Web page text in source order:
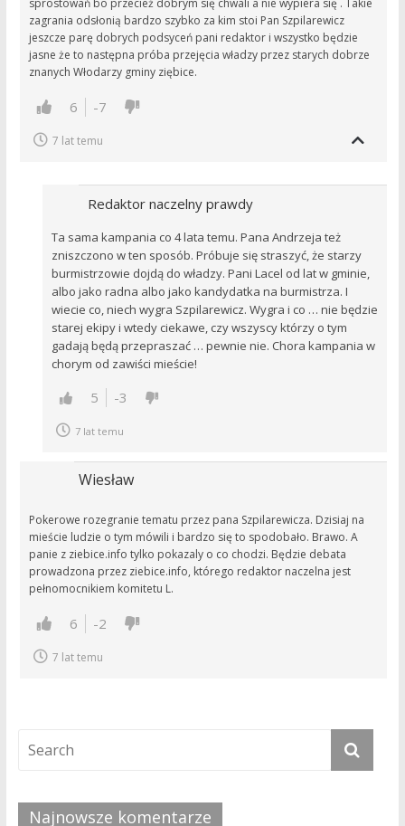
sprostowań bo przecież dobrym się chwali a nie wypiera się . Takie
zagrania odsłonią bardzo szybko za kim stoi Pan Szpilarewicz
jeszcze parę dobrych podsyceń pani redaktor i wszystko będzie
jasne że to następna próba przejęcia władzy przez starych dobrze
znanych Włodarzy gminy ziębice.
6 -7
7 lat temu
Redaktor naczelny prawdy
Ta sama kampania co 4 lata temu. Pana Andrzeja też
zniszczono w ten sposób. Próbuje się straszyć, że starzy
burmistrzowie dojdą do władzy. Pani Lacel od lat w gminie,
albo jako radna albo jako kandydatka na burmistrza. I
wiecie co, niech wygra Szpilarewicz. Wygra i co … nie będzie
starej ekipy i wtedy ciekawe, czy wszyscy którzy o tym
gadają będą przepraszać … pewnie nie. Chora kampania w
chorym od zawiści mieście!
5 -3
7 lat temu
Wiesław
Pokerowe rozegranie tematu przez pana Szpilarewicza. Dzisiaj na
mieście ludzie o tym mówili i bardzo się to spodobało. Brawo. A
panie z ziebice.info tylko pokazaly o co chodzi. Będzie debata
prowadzona przez ziebice.info, którego redaktor naczelna jest
pełnomocnikiem komitetu L.
6 -2
7 lat temu
Najnowsze komentarze